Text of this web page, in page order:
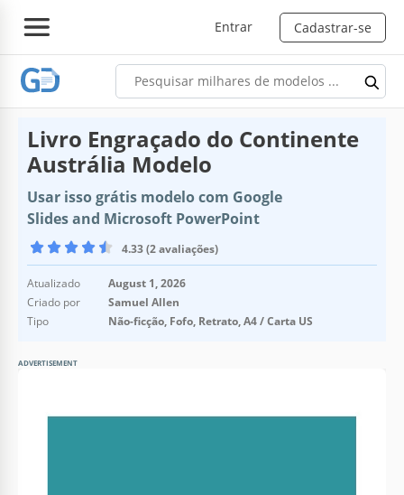
Entrar Cadastrar-se
Livro Engraçado do Continente
Austrália Modelo
Usar isso grátis modelo com Google
Slides and Microsoft PowerPoint
4.33 (2 avaliações)
Atualizado
August 1, 2026
Criado por
Samuel Allen
Tipo
Não-ficção, Fofo, Retrato, A4 / Carta US
ADVERTISEMENT